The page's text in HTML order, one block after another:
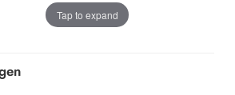
Tap to expand